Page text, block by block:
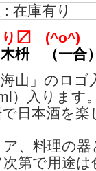
在庫有り
り〼 (^o^)
枡 （一合
山」のロ
）入ります
日本酒を
、料理の
第で用途は
粧水
・味噌
ル用飲料